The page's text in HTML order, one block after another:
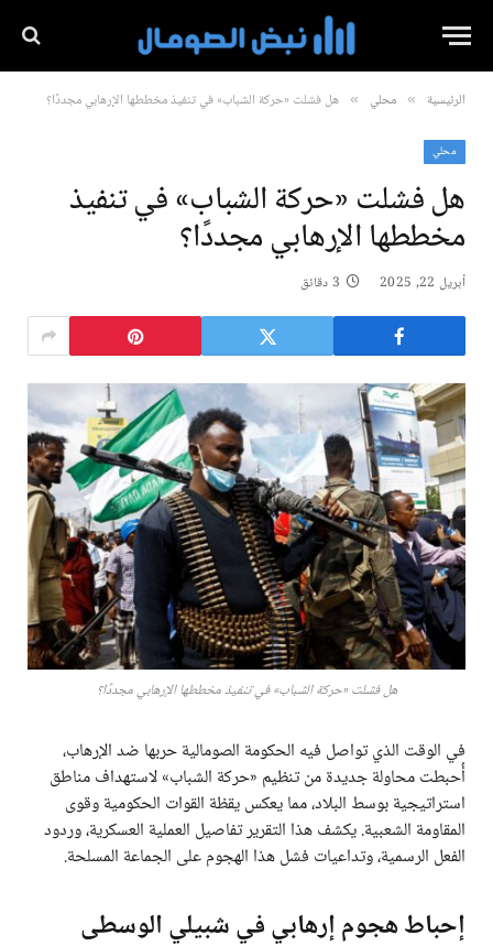
الرئيسية » محلي » هل فشلت «حركة الشباب» في تنفيذ مخططها الإرهابي مجددًا؟
محلي
هل فشلت «حركة الشباب» في تنفيذ
مخططها الإرهابي مجددًا؟
أبريل 22, 2025 3 دقائق
هل فشلت «حركة الشباب» في تنفيذ مخططها الإرهابي مجددًا؟
في الوقت الذي تواصل فيه الحكومة الصومالية حربها ضد الإرهاب،
أُحبطت محاولة جديدة من تنظيم «حركة الشباب» لاستهداف مناطق
استراتيجية بوسط البلاد، مما يعكس يقظة القوات الحكومية وقوى
المقاومة الشعبية. يكشف هذا التقرير تفاصيل العملية العسكرية، وردود
الفعل الرسمية، وتداعيات فشل هذا الهجوم على الجماعة المسلحة.
إحباط هجوم إرهابي في شبيلي الوسطى